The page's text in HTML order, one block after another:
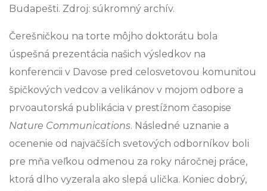
Budapešti. Zdroj: súkromný archív.
Čerešničkou na torte môjho doktorátu bola
úspešná prezentácia našich výsledkov na
konferencii v Davose pred celosvetovou komunitou
špičkových vedcov a velikánov v mojom odbore a
prvoautorská publikácia v prestížnom časopise
Nature Communications. Následné uznanie a
ocenenie od najväčších svetových odborníkov boli
pre mňa veľkou odmenou za roky náročnej práce,
ktorá dlho vyzerala ako slepá ulička. Koniec dobrý,